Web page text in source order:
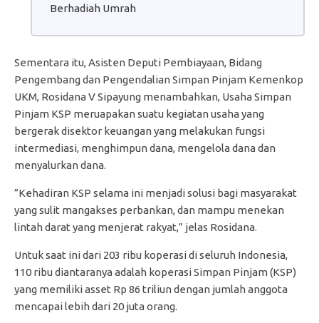
Berhadiah Umrah
Sementara itu, Asisten Deputi Pembiayaan, Bidang
Pengembang dan Pengendalian Simpan Pinjam Kemenkop
UKM, Rosidana V Sipayung menambahkan, Usaha Simpan
Pinjam KSP meruapakan suatu kegiatan usaha yang
bergerak disektor keuangan yang melakukan fungsi
intermediasi, menghimpun dana, mengelola dana dan
menyalurkan dana.
”Kehadiran KSP selama ini menjadi solusi bagi masyarakat
yang sulit mangakses perbankan, dan mampu menekan
lintah darat yang menjerat rakyat,” jelas Rosidana.
Untuk saat ini dari 203 ribu koperasi di seluruh Indonesia,
110 ribu diantaranya adalah koperasi Simpan Pinjam (KSP)
yang memiliki asset Rp 86 triliun dengan jumlah anggota
mencapai lebih dari 20 juta orang.